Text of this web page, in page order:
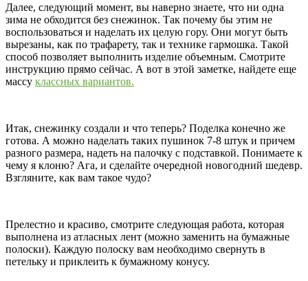
Далее, следующий момент, вы наверно знаете, что ни одна
зима не обходится без снежинок. Так почему бы этим не
воспользоваться и наделать их целую гору. Они могут быть
вырезаны, как по трафарету, так и технике гармошка. Такой
способ позволяет выполнить изделие объемным. Смотрите
инструкцию прямо сейчас. А вот в этой заметке, найдете еще
массу классных вариантов.
Итак, снежинку создали и что теперь? Поделка конечно же
готова. А можно наделать таких пушинок 7-8 штук и причем
разного размера, надеть на палочку с подставкой. Понимаете к
чему я клоню? Ага, и сделайте очередной новогодний шедевр.
Взгляните, как вам такое чудо?
Прелестно и красиво, смотрите следующая работа, которая
выполнена из атласных лент (можно заменить на бумажные
полоски). Каждую полоску вам необходимо свернуть в
петельку и приклеить к бумажному конусу.